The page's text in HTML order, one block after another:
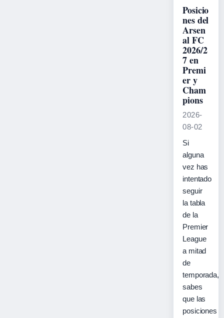
Posicio
nes del
Arsen
al FC
2026/2
7 en
Premi
er y
Cham
pions
2026-
08-02
Si
alguna
vez has
intentado
seguir
la tabla
de la
Premier
League
a mitad
de
temporada,
sabes
que las
posiciones